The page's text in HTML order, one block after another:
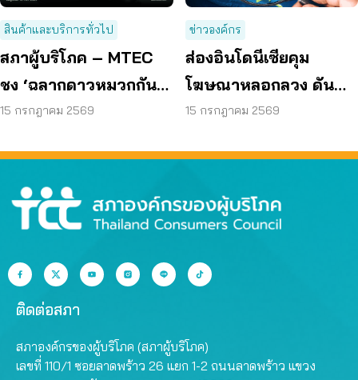
สินค้าและบริการทั่วไป
สภาผู้บริโภค – MTEC
ชง ‘ฉลากดาวหมวกกันน็
อก’ ยกระดับความ
15 กรกฎาคม 2569
ข่าวองค์กร
ส่องอินโดนีเซียคุม
โฆษณาหลอกลวง ดัน
แพลตฟอร์มร่วมรับผิด
15 กรกฎาคม 2569
ติดต่อสภา
สภาองค์กรของผู้บริโภค (สภาผู้บริโภค)
เลขที่ 110/1 ซอยลาดพร้าว 26 แยก 1-2 ถนนลาดพร้าว แขวง